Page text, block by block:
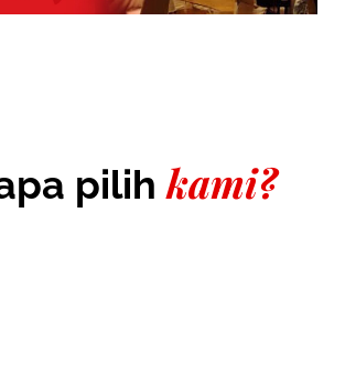
pilihkami?